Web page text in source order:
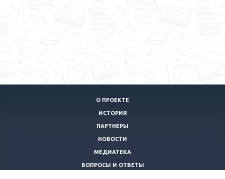
О ПРОЕКТЕ
ИСТОРИЯ
ПАРТНЕРЫ
НОВОСТИ
МЕДИАТЕКА
ВОПРОСЫ И ОТВЕТЫ